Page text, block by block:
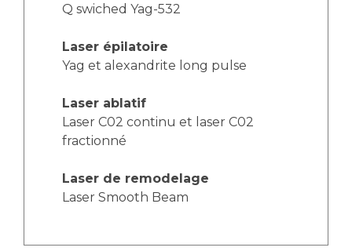
Q swiched Yag-532
Laser épilatoire
Yag et alexandrite long pulse
Laser ablatif
Laser C02 continu et laser C02
fractionné
Laser de remodelage
Laser Smooth Beam